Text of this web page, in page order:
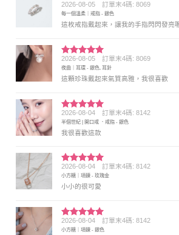
評分4
滿分 5
2026-08-05 訂單末4碼: 8069
每一個溫柔｜戒指 - 銀色
這枚戒指戴起來，讓我的手指閃閃發亮
評分5 滿
分 5
2026-08-05 訂單末4碼: 8069
夜曲｜耳環 - 銀色, 耳針
這顆珍珠戴起來氣質高雅，我很喜歡
評分5滿
分 5
2026-08-04 訂單末4碼: 8142
半個世紀 | 開口戒 ．戒指 - 銀色
我很喜歡這款
評分5 滿
分 5
2026-08-04 訂單末4碼: 8142
小方糖｜項鍊 - 玫瑰金
小小的很可愛
評分5 滿
分 5
2026-08-04 訂單末4碼: 8142
小方糖｜項鍊 - 銀色